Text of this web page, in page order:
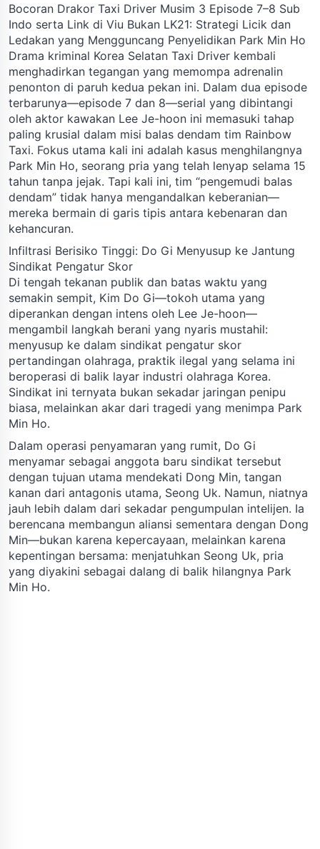
Bocoran Drakor Taxi Driver Musim 3 Episode 7–8 Sub
Indo serta Link di Viu Bukan LK21: Strategi Licik dan
Ledakan yang Mengguncang Penyelidikan Park Min Ho
Drama kriminal Korea Selatan Taxi Driver kembali
menghadirkan tegangan yang memompa adrenalin
penonton di paruh kedua pekan ini. Dalam dua episode
terbarunya—episode 7 dan 8—serial yang dibintangi
oleh aktor kawakan Lee Je-hoon ini memasuki tahap
paling krusial dalam misi balas dendam tim Rainbow
Taxi. Fokus utama kali ini adalah kasus menghilangnya
Park Min Ho, seorang pria yang telah lenyap selama 15
tahun tanpa jejak. Tapi kali ini, tim “pengemudi balas
dendam” tidak hanya mengandalkan keberanian—
mereka bermain di garis tipis antara kebenaran dan
kehancuran.
Infiltrasi Berisiko Tinggi: Do Gi Menyusup ke Jantung
Sindikat Pengatur Skor
Di tengah tekanan publik dan batas waktu yang
semakin sempit, Kim Do Gi—tokoh utama yang
diperankan dengan intens oleh Lee Je-hoon—
mengambil langkah berani yang nyaris mustahil:
menyusup ke dalam sindikat pengatur skor
pertandingan olahraga, praktik ilegal yang selama ini
beroperasi di balik layar industri olahraga Korea.
Sindikat ini ternyata bukan sekadar jaringan penipu
biasa, melainkan akar dari tragedi yang menimpa Park
Min Ho.
Dalam operasi penyamaran yang rumit, Do Gi
menyamar sebagai anggota baru sindikat tersebut
dengan tujuan utama mendekati Dong Min, tangan
kanan dari antagonis utama, Seong Uk. Namun, niatnya
jauh lebih dalam dari sekadar pengumpulan intelijen. Ia
berencana membangun aliansi sementara dengan Dong
Min—bukan karena kepercayaan, melainkan karena
kepentingan bersama: menjatuhkan Seong Uk, pria
yang diyakini sebagai dalang di balik hilangnya Park
Min Ho.